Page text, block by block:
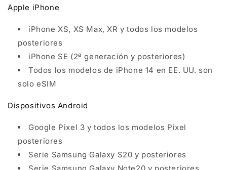
Apple iPhone
iPhone XS, XS Max, XR y todos los modelos
posteriores
iPhone SE (2ª generación y posteriores)
Todos los modelos de iPhone 14 en EE. UU. son
solo eSIM
Dispositivos Android
Google Pixel 3 y todos los modelos Pixel
posteriores
Serie Samsung Galaxy S20 y posteriores